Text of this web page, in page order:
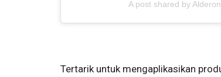
A post shared by
Tertarik untuk mengaplikasikan